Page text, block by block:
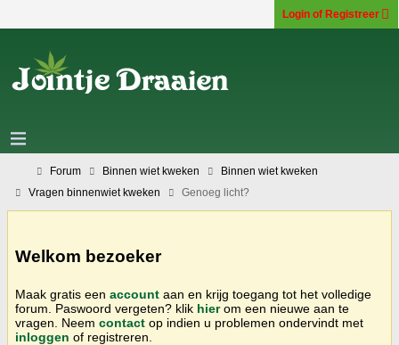
Login of Registreer
Forum Binnen wiet kweken
Binnen wiet kweken
Vragen binnenwiet kweken
Genoeg licht?
Welkom bezoeker
Maak gratis een account aan en krijg toegang tot het volledige
forum. Paswoord vergeten? klik hierom een nieuwe aan te
vragen. Neem contact op indien u problemen ondervindt met
inloggen of registreren.